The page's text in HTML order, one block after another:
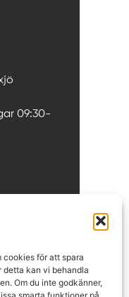
cookies för att spara
detta kan vi behandla
Om du inte godkänner,
09:30-